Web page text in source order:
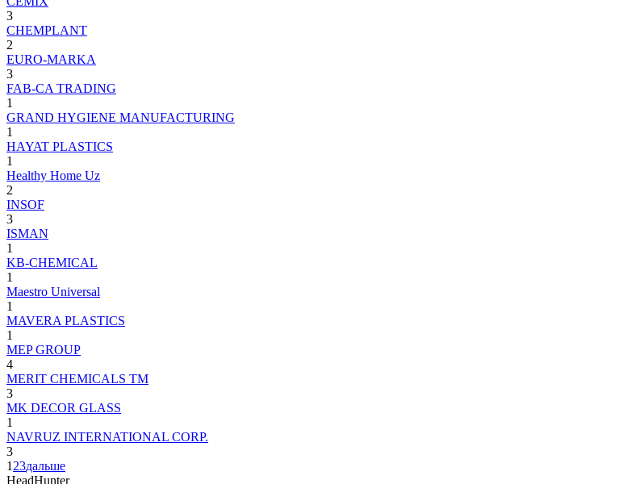
3
CHEMPLANT
2
EURO-MARKA
3
FAB-CA TRADING
1
GRAND HYGIENE MANUFACTURING
1
HAYAT PLASTICS
1
Healthy Home Uz
2
INSOF
3
ISMAN
1
KB-CHEMICAL
1
Maestro Universal
1
MAVERA PLASTICS
1
MEP GROUP
4
MERIT CHEMICALS ТМ
3
MK DECOR GLASS
1
NAVRUZ INTERNATIONAL CORP.
3
1 23дальше
HeadHunter